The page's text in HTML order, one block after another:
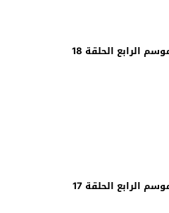
الرابع الحلقة 18
الرابع الحلقة 17